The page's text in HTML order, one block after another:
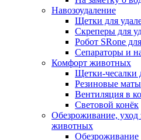
Навозоудаление
Щетки для
Скреперы для
Робот SRone
Сепараторы и
Комфорт животных
Щетки-чесалки
Резиновые маты
Вентиляция в
Световой конёк
Обезроживание,
животных
Обезроживание